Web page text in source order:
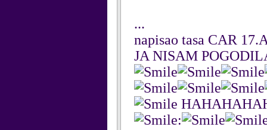
...
napisao tasa CAR
JA NISAM
: